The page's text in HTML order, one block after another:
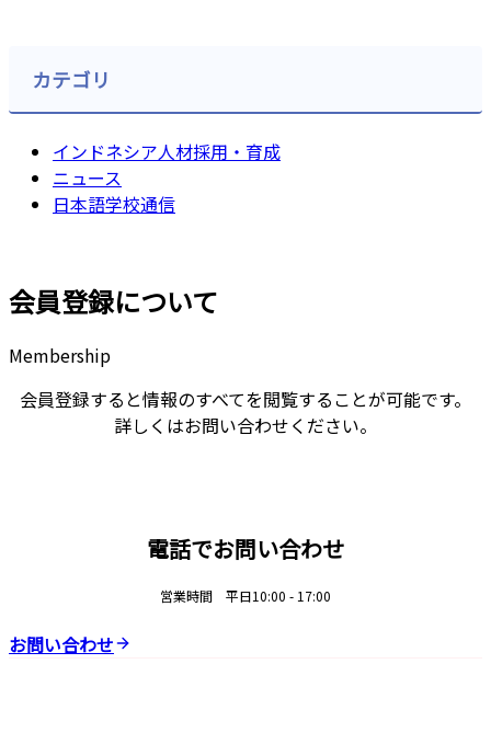
カテゴリ
インドネシア人材採用・育成
ニュース
日本語学校通信
会員登録について
Membership
会員登録すると情報のすべてを閲覧することが可能です。
詳しくはお問い合わせください。
電話でお問い合わせ
営業時間 平日10:00 - 17:00
お問い合わせ